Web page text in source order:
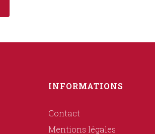
INFORMATIONS
Contact
Mentions légales